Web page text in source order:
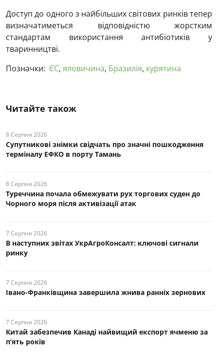
Доступ до одного з найбільших світових ринків тепер
визначатиметься відповідністю жорстким
стандартам використання антибіотиків у
тваринництві.
Позначки: ЄС, яловичина, Бразилія, курятина
Читайте також
8 Серпня 2026
Супутникові знімки свідчать про значні пошкодження
терміналу ЕФКО в порту Тамань
8 Серпня 2026
Туреччина почала обмежувати рух торгових суден до
Чорного моря після активізації атак
7 Серпня 2026
В наступних звітах УкрАгроКонсалт: ключові cигнали
ринку
7 Серпня 2026
Івано-Франківщина завершила жнива ранніх зернових
7 Серпня 2026
Китай забезпечив Канаді найвищий експорт ячменю за
п’ять років